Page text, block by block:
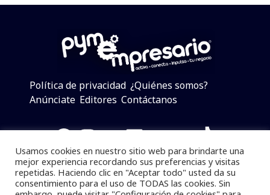
Política de privacidad ¿Quiénes somos?
Anúnciate Editores Contáctanos
Facebook
Instagram
Twitter
LinkedIn
Telegram
YouTube
TikTok
Usamos cookies en nuestro sitio web para brindarte una
mejor experiencia recordando sus preferencias y visitas
repetidas. Haciendo clic en "Aceptar todo" usted da su
consentimiento para el uso de TODAS las cookies. Sin